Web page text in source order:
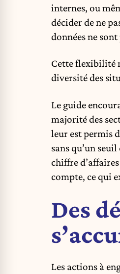
internes, ou
décider de ne
données ne
Cette flexibilité
diversité des
Le guide
majorité des
leur est permis
sans qu’un
chiffre
compte, ce qui
Des
Les actions à